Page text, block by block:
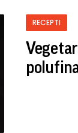
RECEPTI